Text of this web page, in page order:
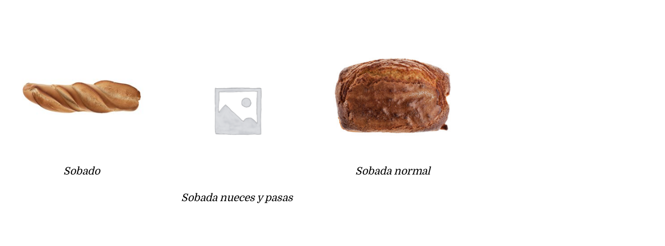
Sobado
Sobada nueces y pasas
Sobada normal